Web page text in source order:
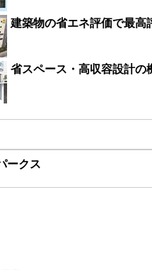
建築物の省エネ評価で最高
省スペース・高収容設計の
ークス